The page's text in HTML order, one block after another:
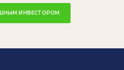
ИНВЕСТОРОМ